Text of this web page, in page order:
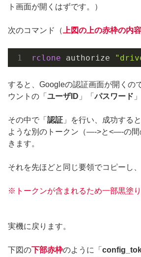
ト画面が開くはずです。）
次のコマンド（上図の上の赤枠の内容
rclone authorize
すると、Googleの認証画面が開くの
ウントの「 ユーザID 」「パスワード
その中で「 認証 」を行い、成功すると
ような別のトークン（—->と<—-の間
きます。
それを先ほどと同じ要領でコピーし
※トークンが含まれるため一部黒塗
実機に戻ります。
下図の下部赤枠のように「